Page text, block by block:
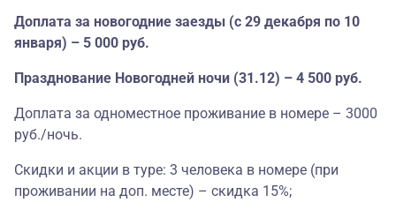
Доплата за новогодние заезды (с 29 декабря по 10
января) – 5 000 руб.
Празднование Новогодней ночи (31.12) – 4 500 руб.
Доплата за одноместное проживание в номере – 3000
руб./ночь.
Скидки и акции в туре: 3 человека в номере (при
проживании на доп. месте) – скидка 15%;